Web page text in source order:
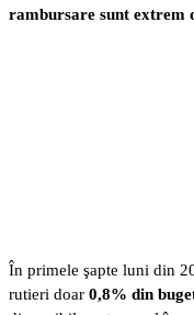
rambursare sunt extrem
În primele şapte luni din
rutieri doar 0,8% din